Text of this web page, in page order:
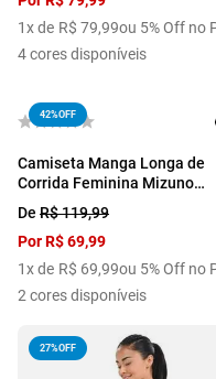
1x de R$ 79,99ou 5% Off no
4cores disponíveis
42%OFF
Camiseta Manga Longa de
Corrida Feminina Mizuno
Nirvana
De R$119,99
PorR$69,99
1x de R$ 69,99ou 5% Off no
2 cores disponíveis
27%OFF